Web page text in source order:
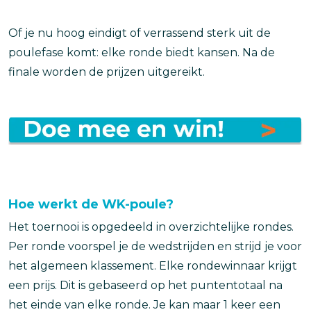
Of je nu hoog eindigt of verrassend sterk uit de
poulefase komt: elke ronde biedt kansen. Na de
finale worden de prijzen uitgereikt.
Afbeelding
Hoe werkt de WK-poule?
Het toernooi is opgedeeld in overzichtelijke rondes.
Per ronde voorspel je de wedstrijden en strijd je voor
het algemeen klassement. Elke rondewinnaar krijgt
een prijs. Dit is gebaseerd op het puntentotaal na
het einde van elke ronde. Je kan maar 1 keer een